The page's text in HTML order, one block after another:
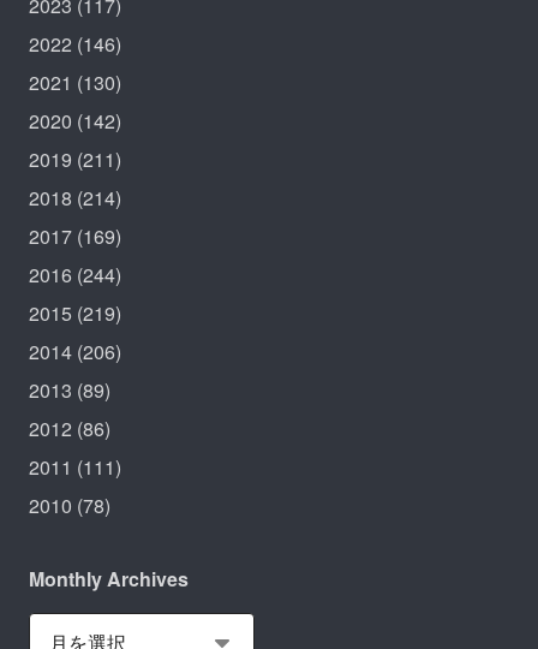
2022 (146)
2021 (130)
2020 (142)
2019 (211)
2018 (214)
2017 (169)
2016 (244)
2015 (219)
2014 (206)
2013 (89)
2012 (86)
2011 (111)
2010 (78)
Monthly Archives